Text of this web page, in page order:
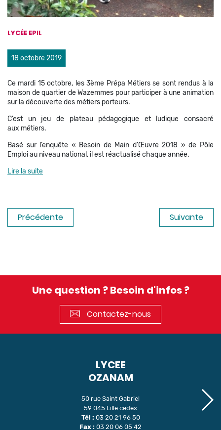
LYCÉE EPIL
18 octobre 2019
Ce mardi 15 octobre, les 3ème Prépa Métiers se sont rendus à la
maison de quartier de Wazemmes pour participer à une animation
sur la découverte des métiers porteurs.
C’est un jeu de plateau pédagogique et ludique consacré
aux métiers.
Basé sur l’enquête « Besoin de Main d’Œuvre 2018 » de Pôle
Emploi au niveau national, il est réactualisé chaque année.
Lire la suite
Précédente Suivante
Une question ? Besoin d'infos ?
Contactez-nous
LYCEE
OZANAM
50 rue Saint Gabriel
59 045 Lille cedex
Tél : 03 20 21 96 50
Fax : 03 20 06 05 42